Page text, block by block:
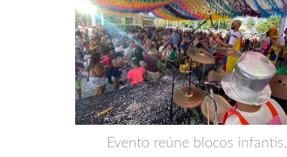
Evento reúne blocos infantis,